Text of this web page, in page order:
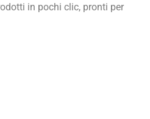
in pochi clic, pronti per